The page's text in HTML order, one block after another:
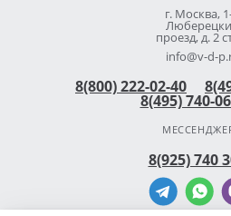
г. Москва,
проезд, д. 2
info@v-d-
8(800) 222-02-40
8(495) 740-
8(925) 740